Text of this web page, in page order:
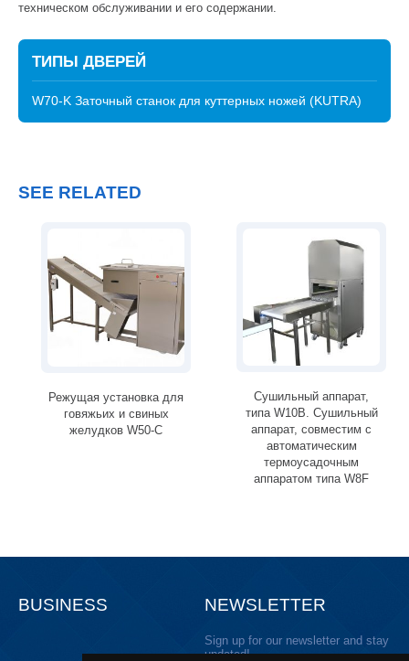
техническом обслуживании и его содержании.
ТИПЫ ДВЕРЕЙ
W70-K Заточный станок для куттерных ножей (KUTRA)
SEE RELATED
Режущая установка для
говяжьих и свиных
желудков W50-C
Сушильный аппарат,
типа W10B. Сушильный
аппарат, совместим с
автоматическим
термоусадочным
аппаратом типа W8F
BUSINESS NEWSLETTER
Sign up for our newsletter and stay
updated!